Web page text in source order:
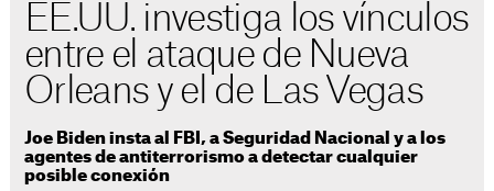
EE.UU. investiga los vínculos
entre el ataque de Nueva
Orleans y el de Las Vegas
Joe Biden insta al FBI, a Seguridad Nacional y a los
agentes de antiterrorismo a detectar cualquier
posible conexión